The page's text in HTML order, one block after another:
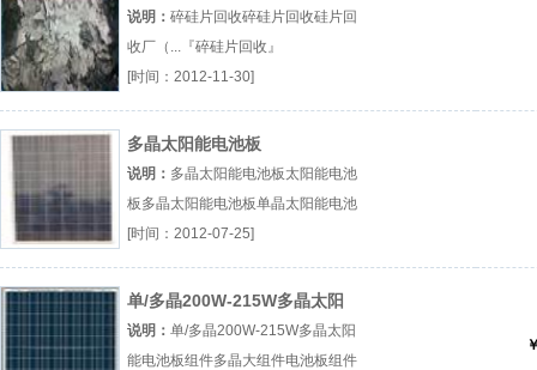
说明： 碎硅片回收碎硅片回收硅片回
收厂（...『碎硅片回收』
[时间：2012-11-30]
多晶太阳能电池板
说明： 多晶太阳能电池板太阳能电池
板多晶太阳能电池板单晶太阳能电池
厂（...『太阳能电池板』
[时间：2012-07-25]
单/多晶200W-215W多晶太阳
能电池板组件
说明： 单/多晶200W-215W多晶太阳
能电池板组件多晶大组件电池板组件